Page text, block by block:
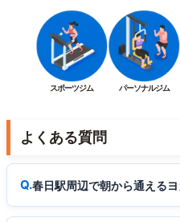
スポーツジム パーソナルジム
よくある質問
春日駅周辺で朝から通える